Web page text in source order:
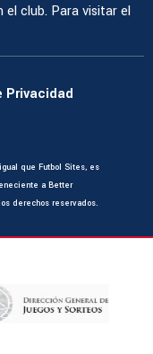
el club. Para visitar el
Privacidad
que Futbol Sites, es
a Better
derechos reservados.